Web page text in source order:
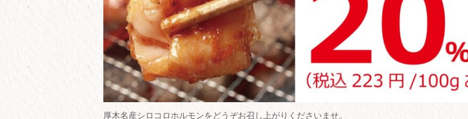
厚木名産シロコロホルモンをどうぞお召し上がりくださいませ。